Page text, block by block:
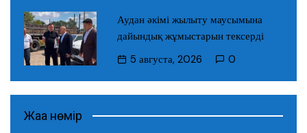
Аудан әкімі жылыту маусымына
дайындық жұмыстарын тексерді
5 августа, 2026
0
Жаңа нөмір